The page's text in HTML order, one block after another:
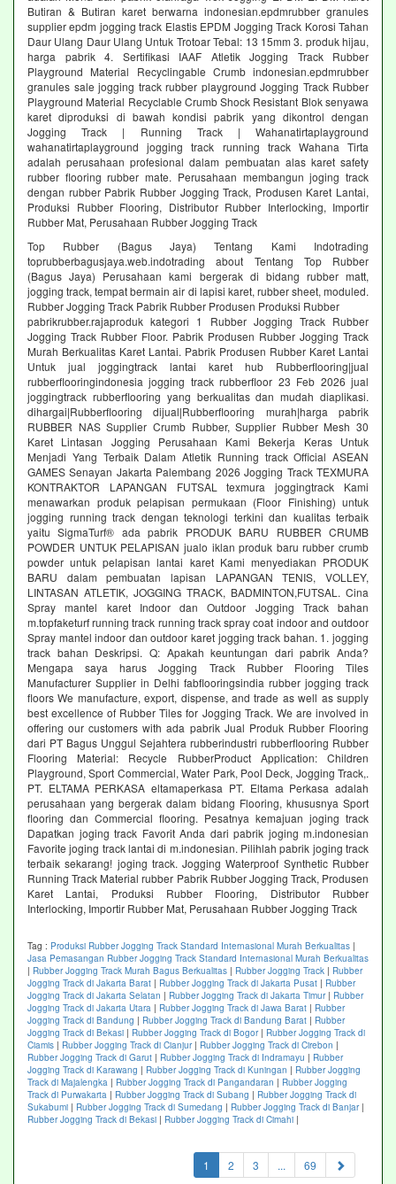
Butiran & Butiran karet berwarna indonesian.epdmrubber granules
supplier epdm jogging track Elastis EPDM Jogging Track Korosi Tahan
Daur Ulang Daur Ulang Untuk Trotoar Tebal: 13 15mm 3. produk hijau,
harga pabrik 4. Sertifikasi IAAF Atletik Jogging Track Rubber
Playground Material Recyclingable Crumb indonesian.epdmrubber
granules sale jogging track rubber playground Jogging Track Rubber
Playground Material Recyclable Crumb Shock Resistant Blok senyawa
karet diproduksi di bawah kondisi pabrik yang dikontrol dengan
Jogging Track | Running Track | Wahanatirtaplayground
wahanatirtaplayground jogging track running track Wahana Tirta
adalah perusahaan profesional dalam pembuatan alas karet safety
rubber flooring rubber mate. Perusahaan membangun joging track
dengan rubber Pabrik Rubber Jogging Track, Produsen Karet Lantai,
Produksi Rubber Flooring, Distributor Rubber Interlocking, Importir
Rubber Mat, Perusahaan Rubber Jogging Track
Top Rubber (Bagus Jaya) Tentang Kami Indotrading
toprubberbagusjaya.web.indotrading about Tentang Top Rubber
(Bagus Jaya) Perusahaan kami bergerak di bidang rubber matt,
jogging track, tempat bermain air di lapisi karet, rubber sheet, moduled.
Rubber Jogging Track Pabrik Rubber Produsen Produksi Rubber
pabrikrubber.rajaproduk kategori 1 Rubber Jogging Track Rubber
Jogging Track Rubber Floor. Pabrik Produsen Rubber Jogging Track
Murah Berkualitas Karet Lantai. Pabrik Produsen Rubber Karet Lantai
Untuk jual joggingtrack lantai karet hub Rubberflooring|jual
rubberflooringindonesia jogging track rubberfloor 23 Feb 2026 jual
joggingtrack rubberflooring yang berkualitas dan mudah diaplikasi.
dihargai|Rubberflooring dijual|Rubberflooring murah|harga pabrik
RUBBER NAS Supplier Crumb Rubber, Supplier Rubber Mesh 30
Karet Lintasan Jogging Perusahaan Kami Bekerja Keras Untuk
Menjadi Yang Terbaik Dalam Atletik Running track Official ASEAN
GAMES Senayan Jakarta Palembang 2026 Jogging Track TEXMURA
KONTRAKTOR LAPANGAN FUTSAL texmura joggingtrack Kami
menawarkan produk pelapisan permukaan (Floor Finishing) untuk
jogging running track dengan teknologi terkini dan kualitas terbaik
yaitu SigmaTurf® ada pabrik PRODUK BARU RUBBER CRUMB
POWDER UNTUK PELAPISAN jualo iklan produk baru rubber crumb
powder untuk pelapisan lantai karet Kami menyediakan PRODUK
BARU dalam pembuatan lapisan LAPANGAN TENIS, VOLLEY,
LINTASAN ATLETIK, JOGGING TRACK, BADMINTON,FUTSAL. Cina
Spray mantel karet Indoor dan Outdoor Jogging Track bahan
m.topfaketurf running track running track spray coat indoor and outdoor
Spray mantel indoor dan outdoor karet jogging track bahan. 1. jogging
track bahan Deskripsi. Q: Apakah keuntungan dari pabrik Anda?
Mengapa saya harus Jogging Track Rubber Flooring Tiles
Manufacturer Supplier in Delhi fabflooringsindia rubber jogging track
floors We manufacture, export, dispense, and trade as well as supply
best excellence of Rubber Tiles for Jogging Track. We are involved in
offering our customers with ada pabrik Jual Produk Rubber Flooring
dari PT Bagus Unggul Sejahtera rubberindustri rubberflooring Rubber
Flooring Material: Recycle RubberProduct Application: Children
Playground, Sport Commercial, Water Park, Pool Deck, Jogging Track,.
PT. ELTAMA PERKASA eltamaperkasa PT. Eltama Perkasa adalah
perusahaan yang bergerak dalam bidang Flooring, khususnya Sport
flooring dan Commercial flooring. Pesatnya kemajuan joging track
Dapatkan joging track Favorit Anda dari pabrik joging m.indonesian
Favorite joging track lantai di m.indonesian. Pilihlah pabrik joging track
terbaik sekarang! joging track. Jogging Waterproof Synthetic Rubber
Running Track Material rubber Pabrik Rubber Jogging Track, Produsen
Karet Lantai, Produksi Rubber Flooring, Distributor Rubber
Interlocking, Importir Rubber Mat, Perusahaan Rubber Jogging Track
Tag : Produksi Rubber Jogging Track Standard Internasional Murah Berkualitas |
Jasa Pemasangan Rubber Jogging Track Standard Internasional Murah Berkualitas
| Rubber Jogging Track Murah Bagus Berkualitas | Rubber Jogging Track | Rubber
Jogging Track di Jakarta Barat | Rubber Jogging Track di Jakarta Pusat | Rubber
Jogging Track di Jakarta Selatan | Rubber Jogging Track di Jakarta Timur| Rubber
Jogging Track di Jakarta Utara | Rubber Jogging Track di Jawa Barat | Rubber
Jogging Track di Bandung | Rubber Jogging Track di Bandung Barat | Rubber
Jogging Track di Bekasi | Rubber Jogging Track di Bogor| Rubber Jogging Track di
Ciamis | Rubber Jogging Track di Cianjur| Rubber Jogging Track di Cirebon |
Rubber Jogging Track di Garut | Rubber Jogging Track di Indramayu | Rubber
Jogging Track di Karawang | Rubber Jogging Track di Kuningan | Rubber Jogging
Track di Majalengka | Rubber Jogging Track di Pangandaran | Rubber Jogging
Track di Purwakarta | Rubber Jogging Track di Subang | Rubber Jogging Track di
Sukabumi | Rubber Jogging Track di Sumedang | Rubber Jogging Track di Banjar|
Rubber Jogging Track di Bekasi | Rubber Jogging Track di Cimahi |
1 (current)
2 3 ... 69